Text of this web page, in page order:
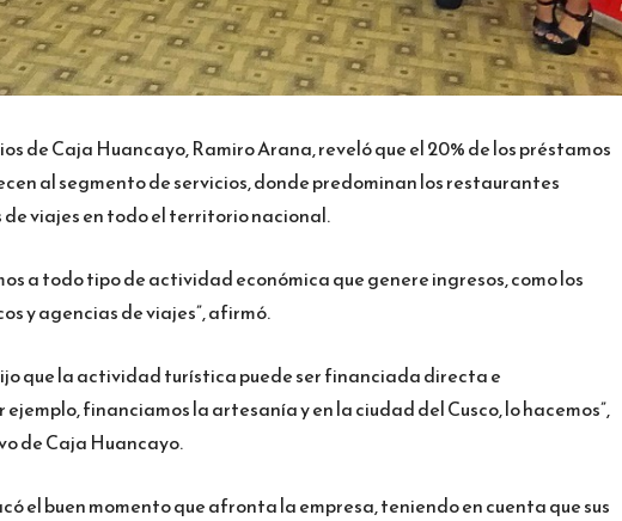
de Caja Huancayo, Ramiro Arana, reveló que el 20% de los préstamos
al segmento de servicios, donde predominan los restaurantes
viajes en todo el territorio nacional.
a todo tipo de actividad económica que genere ingresos, como los
y agencias de viajes”, afirmó.
que la actividad turística puede ser financiada directa e
financiamos la artesanía y en la ciudad del Cusco, lo hacemos”,
de Caja Huancayo.
el buen momento que afronta la empresa, teniendo en cuenta que sus